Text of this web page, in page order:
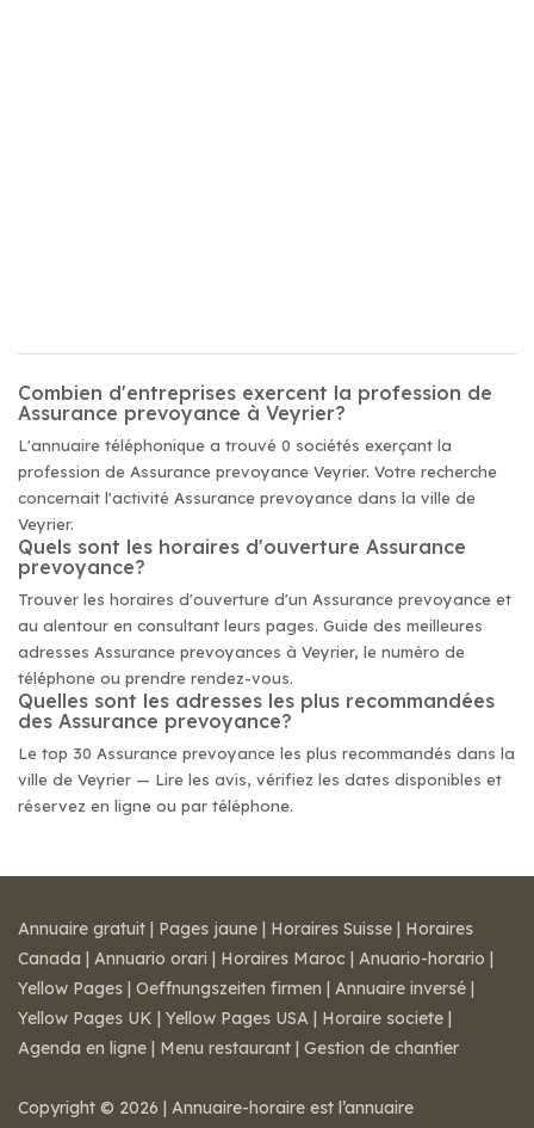
Combien d'entreprises exercent la profession de
Assurance prevoyance à Veyrier?
L'annuaire téléphonique a trouvé 0 sociétés exerçant la
profession de Assurance prevoyance Veyrier. Votre recherche
concernait l'activité Assurance prevoyance dans la ville de
Veyrier.
Quels sont les horaires d'ouverture Assurance
prevoyance?
Trouver les horaires d'ouverture d'un Assurance prevoyance et
au alentour en consultant leurs pages. Guide des meilleures
adresses Assurance prevoyances à Veyrier, le numéro de
téléphone ou prendre rendez-vous.
Quelles sont les adresses les plus recommandées
des Assurance prevoyance?
Le top 30 Assurance prevoyance les plus recommandés dans la
ville de Veyrier — Lire les avis, vérifiez les dates disponibles et
réservez en ligne ou par téléphone.
Annuaire gratuit | Pages jaune | Horaires Suisse | Horaires
Canada | Annuario orari | Horaires Maroc | Anuario-horario |
Yellow Pages | Oeffnungszeiten firmen | Annuaire inversé |
Yellow Pages UK | Yellow Pages USA | Horaire societe |
Agenda en ligne | Menu restaurant | Gestion de chantier
Copyright © 2026 | Annuaire-horaire est l’annuaire